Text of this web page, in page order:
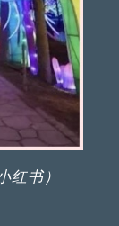
红书）